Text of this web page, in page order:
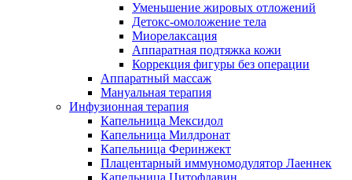
Уменьшение жировых отложений
Детокс-омоложение тела
Миорелаксация
Аппаратная подтяжка кожи
Коррекция фигуры без операции
Аппаратный массаж
Мануальная терапия
Инфузионная терапия
Капельница Мексидол
Капельница Милдронат
Капельница Феринжект
Плацентарный иммуномодулятор Лаеннек
Капельница Цитофлавин